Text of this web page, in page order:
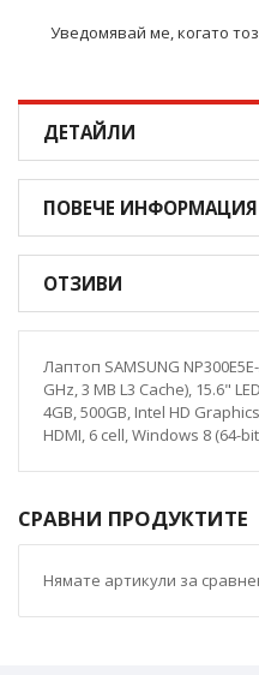
Уведомявай ме, когато
ДЕТАЙЛИ
ПОВЕЧЕ ИНФОРМАЦИЯ
ОТЗИВИ
Лаптоп SAMSUNG
GHz, 3 MB L3 Cache), 15.6"
4GB, 500GB, Intel HD
HDMI, 6 cell, Windows 8 (64-
СРАВНИ ПРОДУКТИТЕ
Нямате артикули за